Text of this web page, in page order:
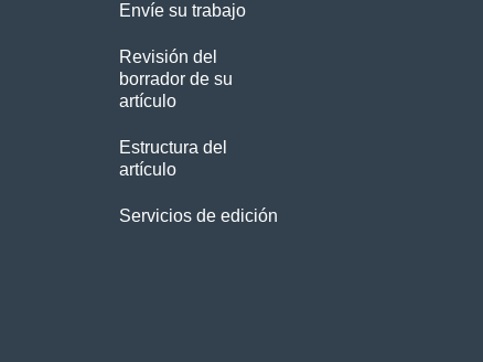
Envíe su trabajo
Revisión del
borrador de su
artículo
Estructura del
artículo
Servicios de edición